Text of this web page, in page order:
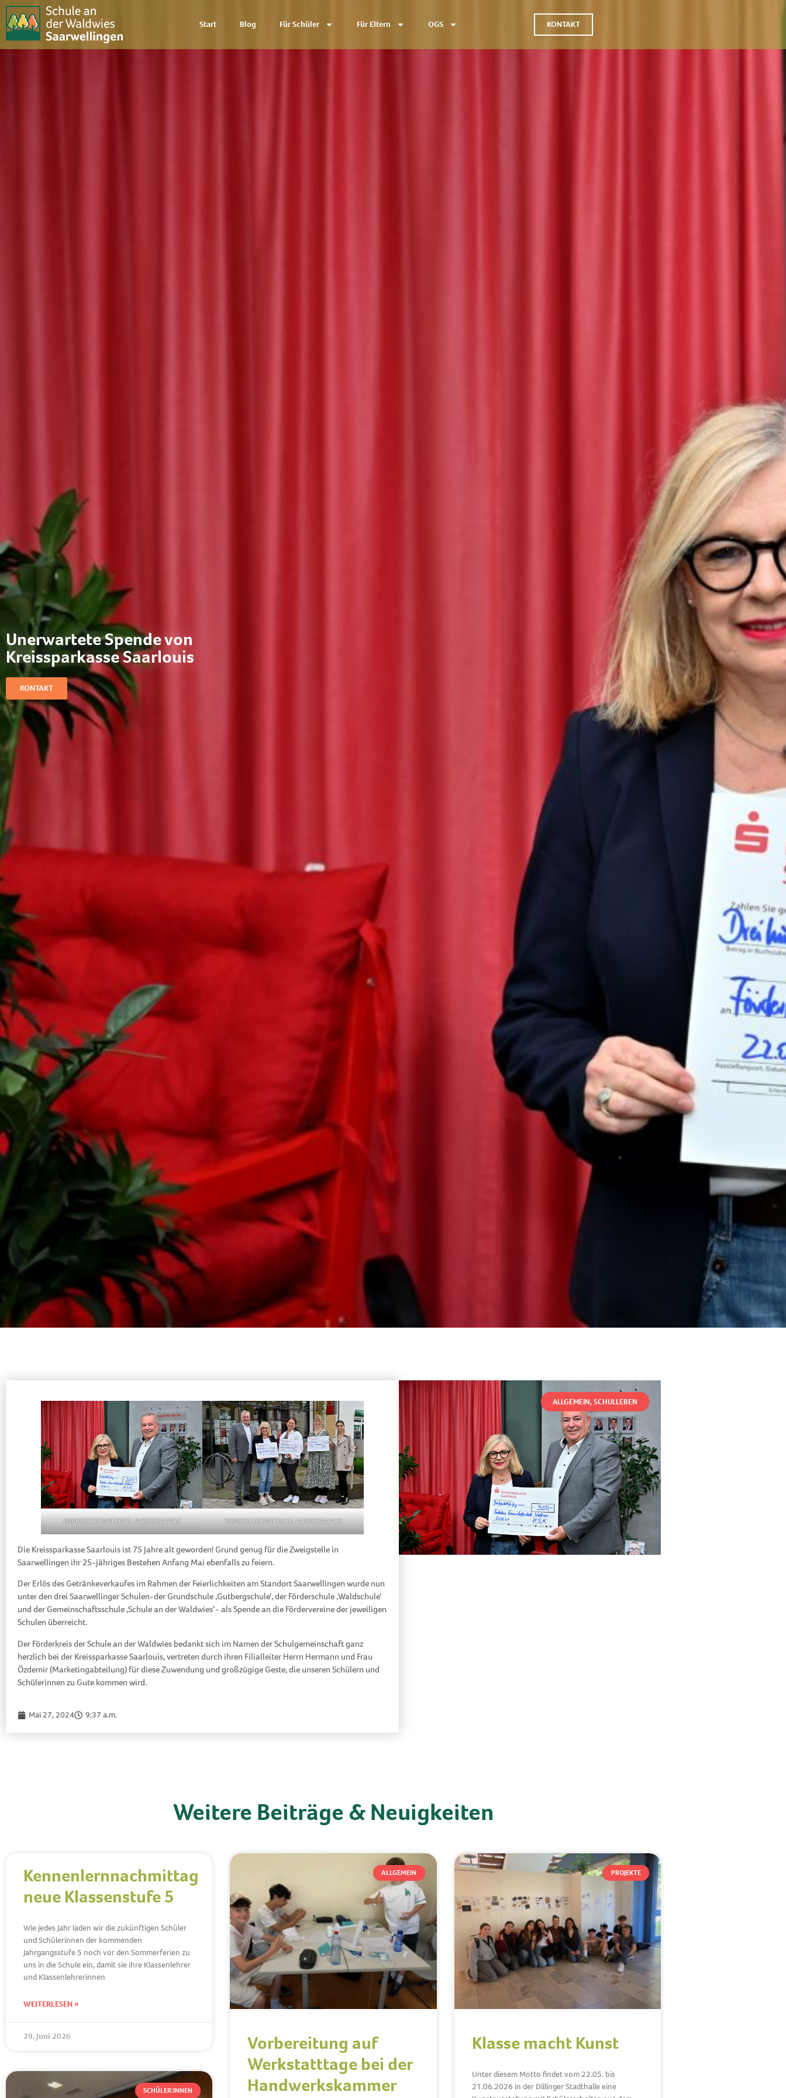
Start Blog Für Schüler Für Eltern OGS KONTAKT
Unerwartete Spende von
Kreissparkasse Saarlouis
KONTAKT
WWW.SCHOENBERGER. PHOTOGRAPHY WWW.SCHOENBERGER. PHOTOGRAPHY
Die Kreissparkasse Saarlouis ist 75 Jahre alt geworden! Grund genug für die Zweigstelle in
Saarwellingen ihr 25-jähriges Bestehen Anfang Mai ebenfalls zu feiern.
Der Erlös des Getränkeverkaufes im Rahmen der Feierlichkeiten am Standort Saarwellingen wurde nun
unter den drei Saarwellinger Schulen-der Grundschule ‚Gutbergschule‘, der Förderschule ‚Waldschule‘
und der Gemeinschaftsschule ‚Schule an der Waldwies‘- als Spende an die Fördervereine der jeweiligen
Schulen überreicht.
Der Förderkreis der Schule an der Waldwies bedankt sich im Namen der Schulgemeinschaft ganz
herzlich bei der Kreissparkasse Saarlouis, vertreten durch ihren Filialleiter Herrn Hermann und Frau
Özdemir (Marketingabteilung) für diese Zuwendung und großzügige Geste, die unseren Schülern und
Schülerinnen zu Gute kommen wird.
Mai 27, 2024 9:37 a.m.
ALLGEMEIN,SCHULLEBEN
Weitere Beiträge & Neuigkeiten
Kennenlernnachmittag
neue Klassenstufe 5
Wie jedes Jahr laden wir die zukünftigen Schüler
und Schülerinnen der kommenden
Jahrgangsstufe 5 noch vor den Sommerferien zu
uns in die Schule ein, damit sie ihre Klassenlehrer
und Klassenlehrerinnen
WEITERLESEN »
29. Juni 2026
ALLGEMEIN
Vorbereitung auf
Werkstatttage bei der
Handwerkskammer
PROJEKTE
Klasse macht Kunst
Unter diesem Motto findet vom 22.05. bis
21.06.2026 in der Dillinger Stadthalle eine
SCHÜLER:INNEN